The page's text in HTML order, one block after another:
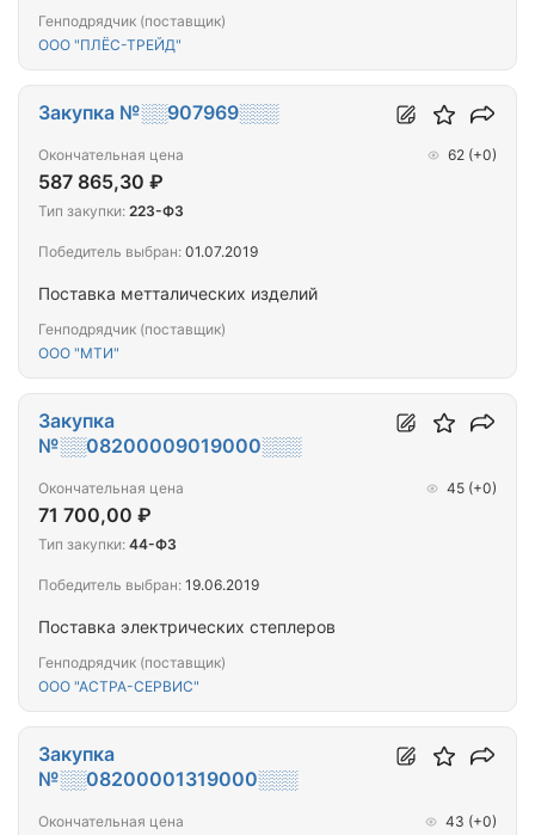
Генподрядчик (поставщик)
ООО "ПЛЁС-ТРЕЙД"
Поставка метталических изделий
Генподрядчик (поставщик)
ООО "МТИ"
Закупка №░░907969░░░
Окончательная цена
587 865,30 ₽
62 (+0)
Тип закупки: 223-ФЗ
Победитель выбран: 01.07.2019
Поставка электрических степлеров
Генподрядчик (поставщик)
ООО "АСТРА-СЕРВИС"
Закупка
№░░08200009019000░░░
Окончательная цена
71 700,00 ₽
45 (+0)
Тип закупки: 44-ФЗ
Победитель выбран: 19.06.2019
Закупка
№░░08200001319000░░░
Окончательная цена 43 (+0)